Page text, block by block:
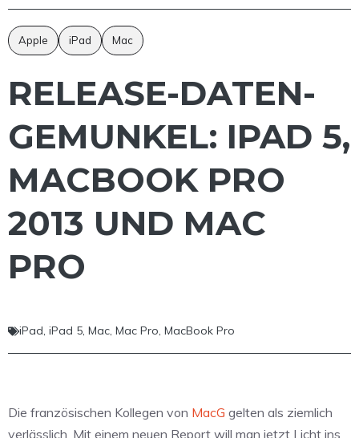
Apple iPad Mac
RELEASE-DATEN-
GEMUNKEL: IPAD 5,
MACBOOK PRO
2013 UND MAC
PRO
iPad, iPad 5, Mac, Mac Pro, MacBook Pro
Die französischen Kollegen von MacG gelten als ziemlich
verlässlich. Mit einem neuen Report will man jetzt Licht ins